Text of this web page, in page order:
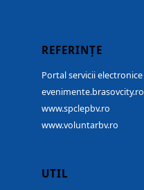
REFERINȚE
Portal servicii electronice
evenimente.brasovcity.ro
www.spclepbv.ro
www.voluntarbv.ro
UTIL